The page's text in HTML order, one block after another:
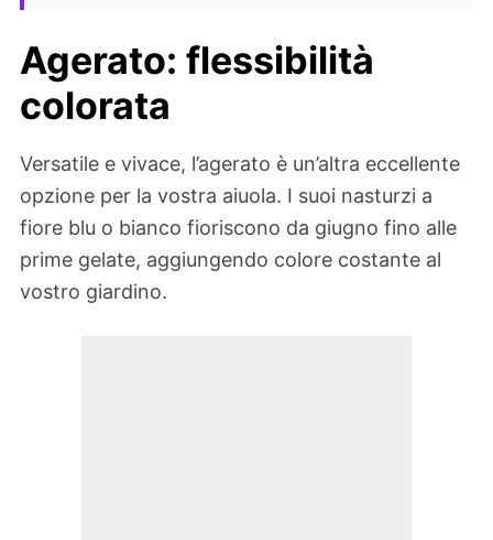
Agerato: flessibilità
colorata
Versatile e vivace, l’agerato è un’altra eccellente
opzione per la vostra aiuola. I suoi nasturzi a
fiore blu o bianco fioriscono da giugno fino alle
prime gelate, aggiungendo colore costante al
vostro giardino.